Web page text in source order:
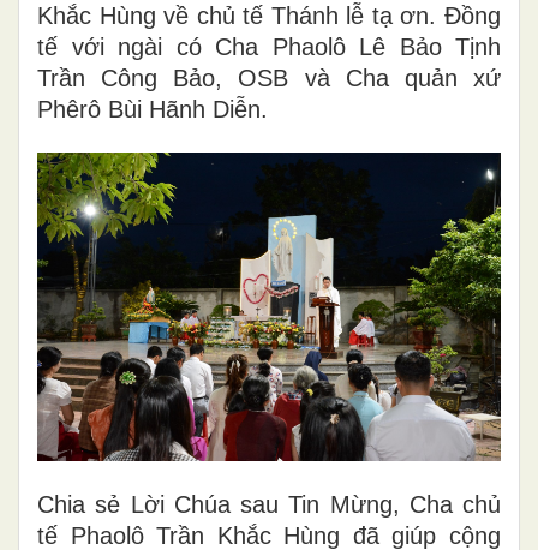
Khắc Hùng về chủ tế Thánh lễ tạ ơn. Đồng
tế với ngài có Cha Phaolô Lê Bảo Tịnh
Trần Công Bảo, OSB và Cha quản xứ
Phêrô Bùi Hãnh Diễn.
Chia sẻ Lời Chúa sau Tin Mừng, Cha chủ
tế Phaolô Trần Khắc Hùng đã giúp cộng